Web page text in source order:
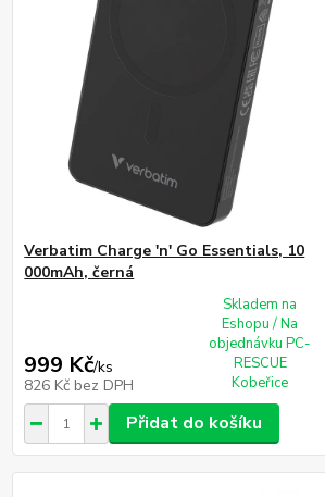
Verbatim Charge 'n' Go Essentials, 10
000mAh, černá
999 Kč/ks
826 Kč bez DPH
Skladem na
Eshopu / Na
objednávku PC-
RESCUE
Kobeřice
Přidat do košíku